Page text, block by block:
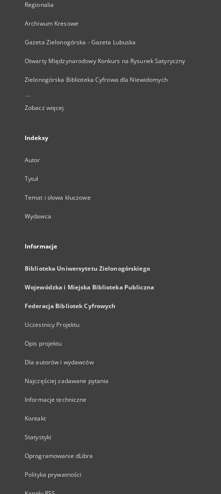
Regionalia
Archiwum Kresowe
Gazeta Zielonogórska - Gazeta Lubuska
Otwarty Międzynarodowy Konkurs na Rysunek Satyryczny
Zielonogórska Biblioteka Cyfrowa dla Niewidomych
...
Zobacz więcej
Indeksy
Autor
Tytuł
Temat i słowa kluczowe
Wydawca
Informacje
Biblioteka Uniwersytetu Zielonogórskiego
Wojewódzka i Miejska Biblioteka Publiczna
Federacja Bibliotek Cyfrowych
Uczestnicy Projektu
Opis projektu
Dla autorów i wydawców
Najczęściej zadawane pytania
Informacje techniczne
Kontakt
Statystyki
Oprogramowanie dLibra
Polityka prywatności